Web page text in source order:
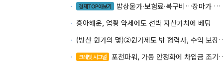
경제TOP아보기
밥상물가·보험료·복구비…장마가 내미는 청구서
흥아해운, 업황 약세에도 선박 자산가치에 베팅
(방산 원가의 덫)②원가제
크레딧 시그널 포천파워, 가동 안정화에 차입금 조기상환 속도